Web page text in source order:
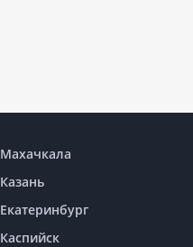
Махачкала
Казань
Екатеринбург
Каспийск